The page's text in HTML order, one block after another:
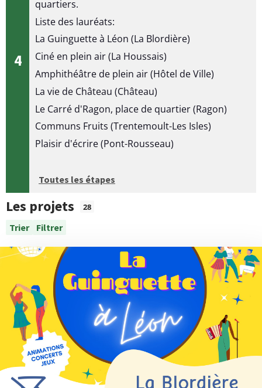
s
t
q
u
s
e
n
u
m
é
r
o
4
quartiers.
Liste des lauréats:
La Guinguette à Léon (La Blordière)
Ciné en plein air (La Houssais)
Amphithéâtre de plein air (Hôtel de Ville)
La vie de Château (Château)
Le Carré d'Ragon, place de quartier (Ragon)
Communs Fruits (Trentemoult-Les Isles)
Plaisir d'écrire (Pont-Rousseau)
Toutes les étapes
Les projets 28
Trier Filtrer